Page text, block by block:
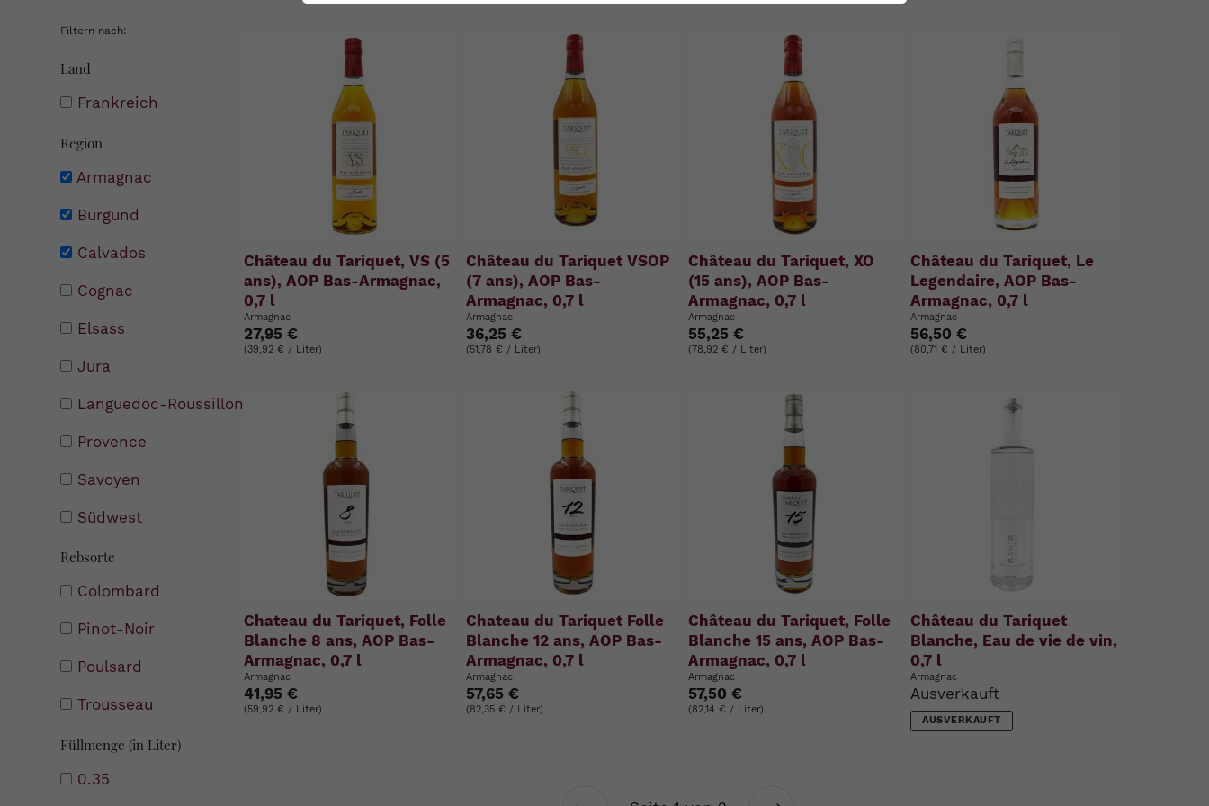
Filtern nach:
Land
Frankreich
Region
Armagnac
Burgund
Calvados
Cognac
Elsass
Jura
Languedoc-Roussillon
Provence
Savoyen
Südwest
Rebsorte
Colombard
Pinot-Noir
Poulsard
Trousseau
Füllmenge (in Liter)
0.35
Château du Tariquet, VS (5
ans), AOP Bas-Armagnac,
0,7 l
Armagnac
27,95 €
(39,92 € / Liter)
Château du Tariquet VSOP
(7 ans), AOP Bas-
Armagnac, 0,7 l
Armagnac
36,25 €
(51,78 € / Liter)
Château du Tariquet, XO
(15 ans), AOP Bas-
Armagnac, 0,7 l
Armagnac
55,25 €
(78,92 € / Liter)
Château du Tariquet, Le
Legendaire, AOP Bas-
Armagnac, 0,7 l
Armagnac
56,50 €
(80,71 € / Liter)
Chateau du Tariquet, Folle
Blanche 8 ans, AOP Bas-
Armagnac, 0,7 l
Armagnac
41,95 €
(59,92 € / Liter)
Chateau du Tariquet Folle
Blanche 12 ans, AOP Bas-
Armagnac, 0,7 l
Armagnac
57,65 €
(82,35 € / Liter)
Château du Tariquet, Folle
Blanche 15 ans, AOP Bas-
Armagnac, 0,7 l
Armagnac
57,50 €
(82,14 € / Liter)
Château du Tariquet
Blanche, Eau de vie de vin,
0,7 l
Armagnac
Ausverkauft
AUSVERKAUFT